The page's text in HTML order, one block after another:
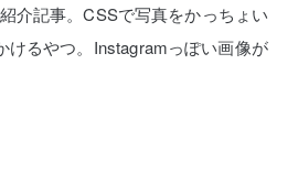
介記事。CSSで写真をかっちょい
けるやつ。Instagramっぽい画像が